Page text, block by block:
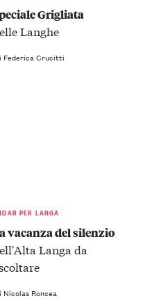
Grigliata
Langhe
Federica Crucitti
PER LANGA
vacanza del silenzio
Langa da
Nicolas Roncea